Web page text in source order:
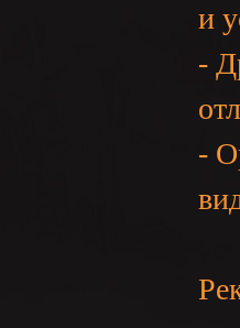
и
-
-